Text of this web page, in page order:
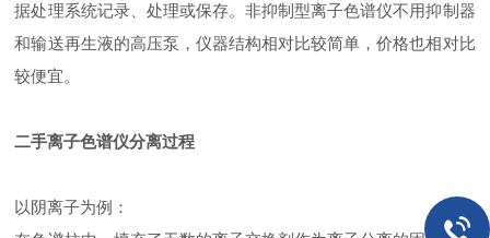
据处理系统记录、处理或保存。非抑制型离子色谱仪不用抑制器
和输送再生液的高压泵，仪器结构相对比较简单，价格也相对比
较便宜。
二手离子色谱仪分离过程
以阴离子为例：